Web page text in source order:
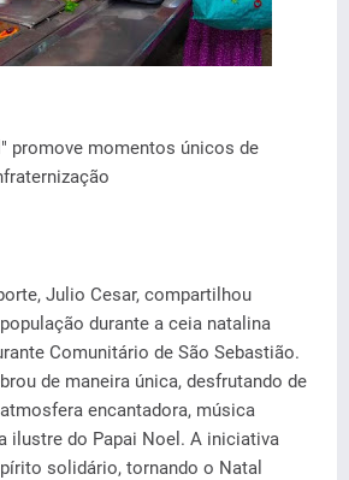
promove momentos únicos de
Julio Cesar, compartilhou
durante a ceia natalina
Comunitário de São Sebastião.
de maneira única, desfrutando de
encantadora, música
ilustre do Papai Noel. A iniciativa
solidário, tornando o Natal